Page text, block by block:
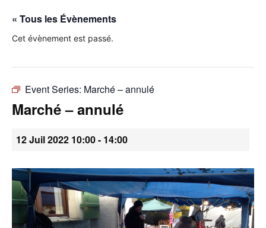
Laconnex
Canton
« Tous les Évènements
Cet évènement est passé.
Event Series: Marché – annulé
Marché – annulé
12 Juil 2022 10:00- 14:00